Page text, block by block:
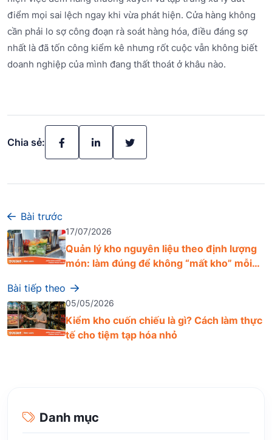
điểm mọi sai lệch ngay khi vừa phát hiện. Cửa hàng không
cần phải lo sợ công đoạn rà soát hàng hóa, điều đáng sợ
nhất là đã tốn công kiểm kê nhưng rốt cuộc vẫn không biết
doanh nghiệp của mình đang thất thoát ở khâu nào.
Chia sẻ:
Bài trước
17/07/2026
Quản lý kho nguyên liệu theo định lượng
món: làm đúng để không “mất kho” mỗi
Bài tiếp theo
05/05/2026
Kiểm kho cuốn chiếu là gì? Cách làm thực
tế cho tiệm tạp hóa nhỏ
Danh mục